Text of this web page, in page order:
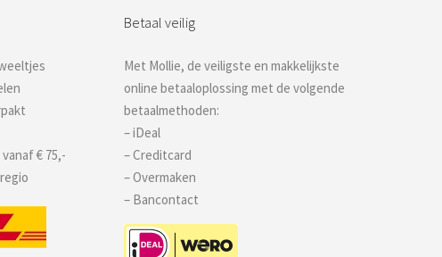
€ 75,-
Betaal veilig
Met Mollie, de veiligste en makkelijkste
online betaaloplossing met de volgende
betaalmethoden:
– iDeal
– Creditcard
– Overmaken
– Bancontact